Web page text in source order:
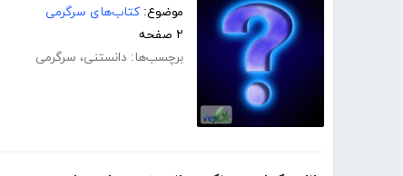
موضوع: کتاب‌های سرگرمی
۲ صفحه
برچسب‌ها: دانستنی، سرگرمی